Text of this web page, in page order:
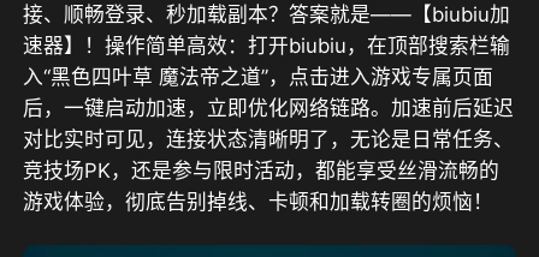
接、顺畅登录、秒加载副本？答案就是——【biubiu加
速器】！操作简单高效：打开biubiu，在顶部搜索栏输
入“黑色四叶草 魔法帝之道”，点击进入游戏专属页面
后，一键启动加速，立即优化网络链路。加速前后延迟
对比实时可见，连接状态清晰明了，无论是日常任务、
竞技场PK，还是参与限时活动，都能享受丝滑流畅的
游戏体验，彻底告别掉线、卡顿和加载转圈的烦恼！